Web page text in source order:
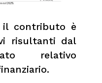
il contributo è
risultanti dal
relativo